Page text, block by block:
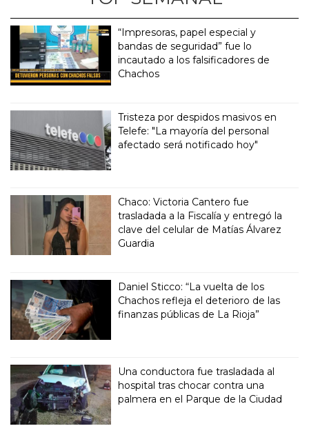
“Impresoras, papel especial y
bandas de seguridad” fue lo
incautado a los falsificadores de
Chachos
Tristeza por despidos masivos en
Telefe: "La mayoría del personal
afectado será notificado hoy"
Chaco: Victoria Cantero fue
trasladada a la Fiscalía y entregó la
clave del celular de Matías Álvarez
Guardia
Daniel Sticco: “La vuelta de los
Chachos refleja el deterioro de las
finanzas públicas de La Rioja”
Una conductora fue trasladada al
hospital tras chocar contra una
palmera en el Parque de la Ciudad